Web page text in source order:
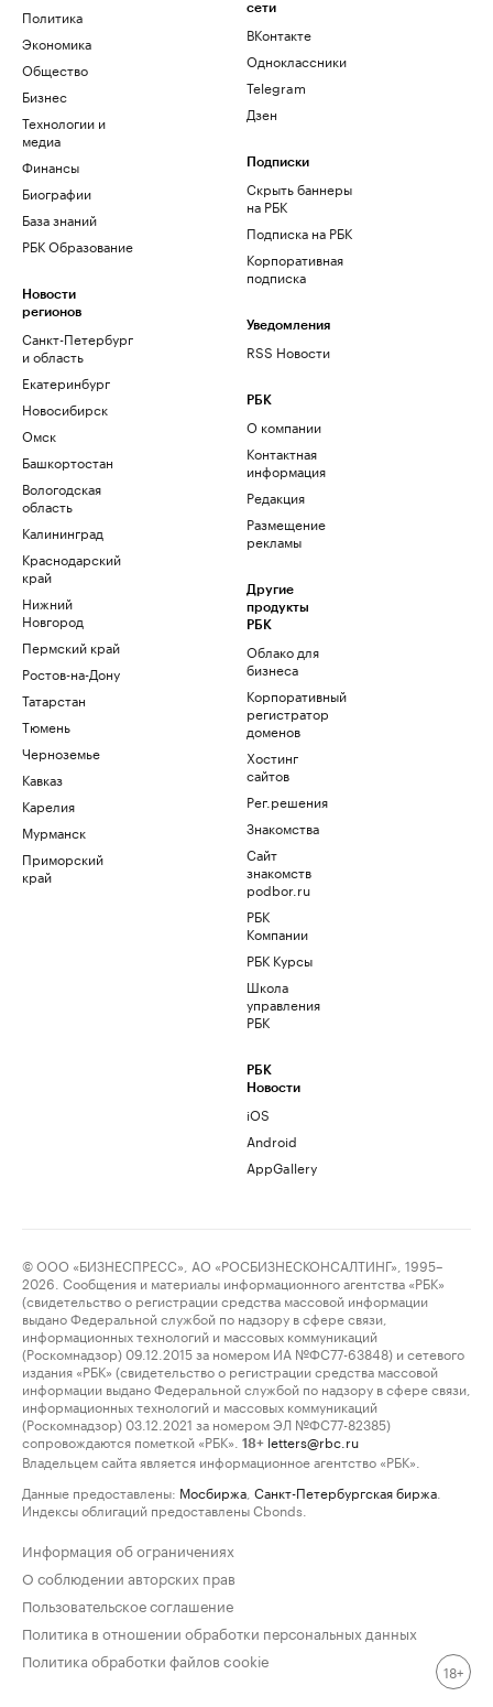
Политика
Экономика
Общество
Бизнес
Технологии и
медиа
Финансы
Биографии
База знаний
РБК Образование
Новости
регионов
Санкт-Петербург
и область
Екатеринбург
Новосибирск
Омск
Башкортостан
Вологодская
область
Калининград
Краснодарский
край
Нижний
Новгород
Пермский край
Ростов-на-Дону
Татарстан
Тюмень
Черноземье
Кавказ
Карелия
Мурманск
Приморский
край
сети
ВКонтакте
Одноклассники
Telegram
Дзен
Подписки
Скрыть баннеры
на РБК
Подписка на РБК
Корпоративная
подписка
Уведомления
RSS Новости
РБК
О компании
Контактная
информация
Редакция
Размещение
рекламы
Другие
продукты
РБК
Облако для
бизнеса
Корпоративный
регистратор
доменов
Хостинг
сайтов
Рег.решения
Знакомства
Сайт
знакомств
podbor.ru
РБК
Компании
РБК Курсы
Школа
управления
РБК
РБК
Новости
iOS
Android
AppGallery
© ООО «БИЗНЕСПРЕСС», АО «РОСБИЗНЕСКОНСАЛТИНГ», 1995–
2026. Сообщения и материалы информационного агентства «РБК»
(свидетельство о регистрации средства массовой информации
выдано Федеральной службой по надзору в сфере связи,
информационных технологий и массовых коммуникаций
(Роскомнадзор) 09.12.2015 за номером ИА №ФС77-63848) и сетевого
издания «РБК» (свидетельство о регистрации средства массовой
информации выдано Федеральной службой по надзору в сфере связи,
информационных технологий и массовых коммуникаций
(Роскомнадзор) 03.12.2021 за номером ЭЛ №ФС77-82385)
сопровождаются пометкой «РБК».
18+ letters@rbc.ru
Владельцем сайта является информационное агентство «РБК».
Данные предоставлены: Мосбиржа Санкт-Петербургская биржа
Индексы облигаций предоставлены Cbonds.
Информация об ограничениях
О соблюдении авторских прав
Пользовательское соглашение
Политика в отношении обработки персональных данных
Политика обработки файлов cookie
18+